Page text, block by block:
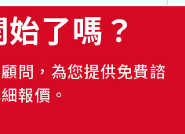
了嗎？
問，為您提供免費諮
報價。